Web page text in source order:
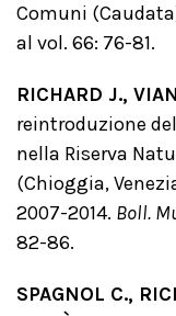
Comuni
al vol. 66: 76-81.
RICHARD J.,
reintroduzione
nella Riserva
(Chioggia,
2007-2014. Boll.
82-86.
SPAGNOL C.,